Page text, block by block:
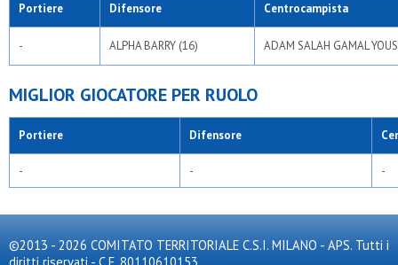
Portiere Difensore Centrocampista
- ALPHA BARRY (16) ADAM SALAH GAMAL
MIGLIOR GIOCATORE PER RUOLO
Portiere Difensore
- - -
©2013 - 2026 COMITATO TERRITORIALE C.S.I. MILANO - APS. Tutti i